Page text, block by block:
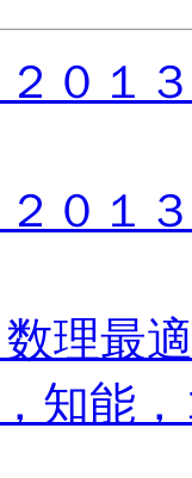
０１
０１
理最
知能